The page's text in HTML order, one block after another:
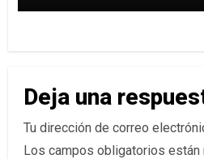
Deja una
Tu dirección de correo
Los campos obligatorios están